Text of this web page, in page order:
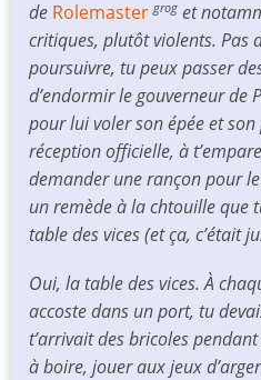
de Rolemaster grog et
critiques, plutôt violents. Pas
poursuivre, tu peux passer
d’endormir le gouverneur de
pour lui voler son épée et
réception officielle, à
demander une rançon pour
un remède à la chtouille que
table des vices (et ça, c’était
Oui, la table des vices. À
accoste dans un port, tu
t’arrivait des bricoles
à boire, jouer aux jeux